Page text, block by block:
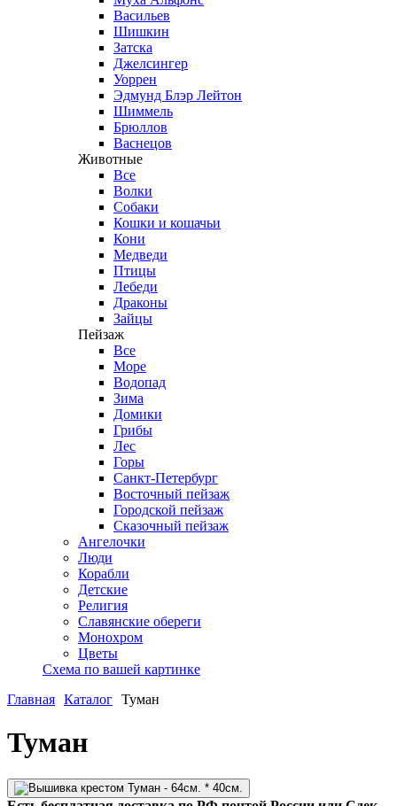
Васильев
Шишкин
Затска
Джелсингер
Уоррен
Эдмунд Блэр Лейтон
Шиммель
Брюллов
Васнецов
Животные
Все
Волки
Собаки
Кошки и кошачьи
Кони
Медведи
Птицы
Лебеди
Драконы
Зайцы
Пейзаж
Все
Море
Водопад
Зима
Домики
Грибы
Лес
Горы
Санкт-Петербург
Восточный пейзаж
Городской пейзаж
Сказочный пейзаж
Ангелочки
Люди
Корабли
Детские
Религия
Славянские обереги
Монохром
Цветы
Схема по вашей картинке
Главная Каталог Туман
Туман